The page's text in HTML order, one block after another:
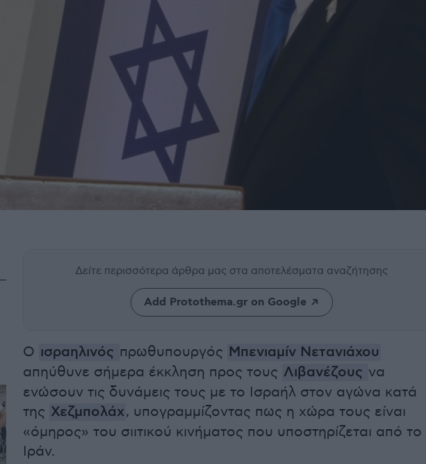
Δείτε περισσότερα άρθρα μας στα αποτελέσματα αναζήτησης
Add Protothema.gr on Google
Ο ισραηλινός πρωθυπουργός Μπενιαμίν Νετανιάχου
απηύθυνε σήμερα έκκληση προς τους Λιβανέζους να
ενώσουν τις δυνάμεις τους με το Ισραήλ στον αγώνα κατά
της Χεζμπολάχ, υπογραμμίζοντας πως η χώρα τους είναι
«όμηρος» του σιιτικού κινήματος που υποστηρίζεται από το
Ιράν.